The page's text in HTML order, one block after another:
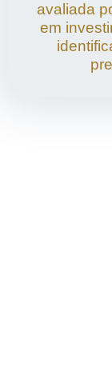
avaliada
em